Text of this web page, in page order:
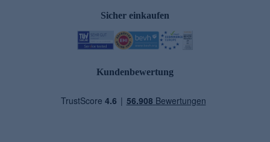
Sicher einkaufen
Kundenbewertung